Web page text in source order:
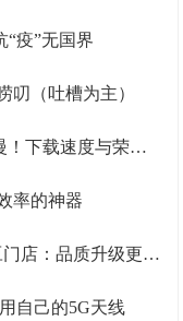
“疫”无国界
叨（吐槽为主）
荣耀V30相差4.2倍？
率的神器
：品质升级更有型
自己的5G天线